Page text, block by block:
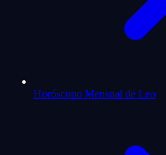
Horóscopo Mensual de Leo